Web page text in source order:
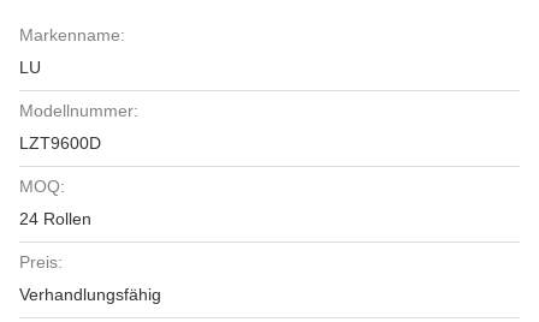
Markenname:
LU
Modellnummer:
LZT9600D
MOQ:
24 Rollen
Preis:
Verhandlungsfähig